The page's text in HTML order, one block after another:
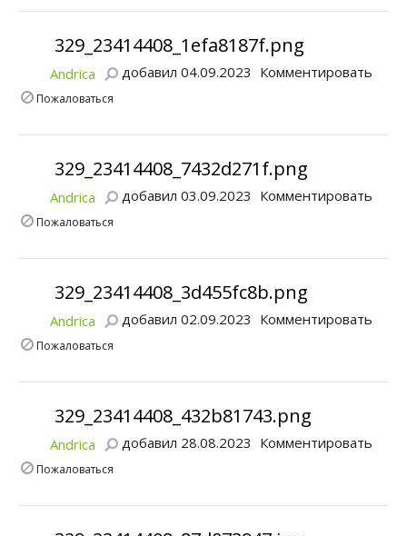
329_23414408_1efa8187f.png
Andrica добавил 04.09.2023 Комментировать
Пожаловаться
329_23414408_7432d271f.png
Andrica добавил 03.09.2023 Комментировать
Пожаловаться
329_23414408_3d455fc8b.png
Andrica добавил 02.09.2023 Комментировать
Пожаловаться
329_23414408_432b81743.png
Andrica добавил 28.08.2023 Комментировать
Пожаловаться